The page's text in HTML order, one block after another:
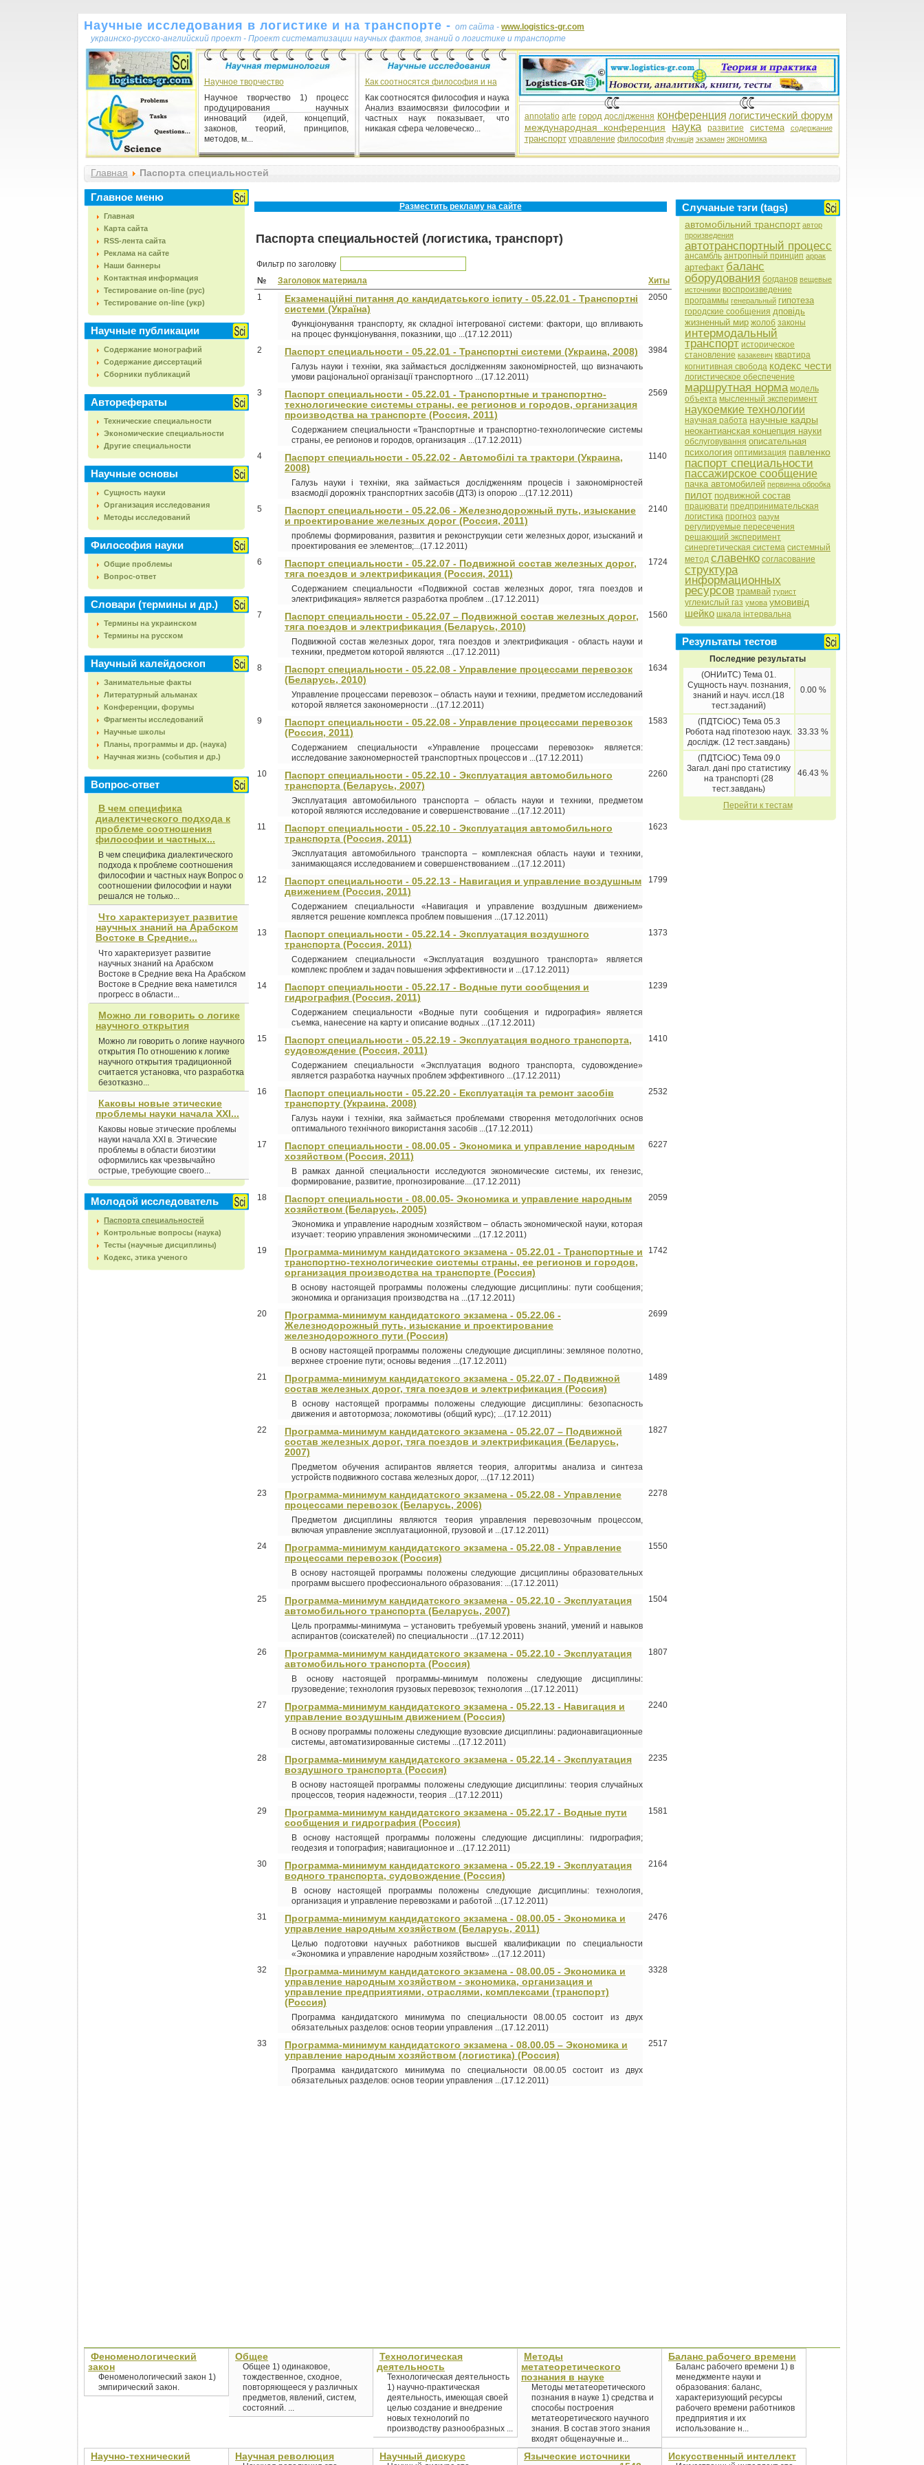
Научные исследования в логистике и на транспорте - от сайта - www.logistics-gr.com
украинско-русско-английский проект - Проект систематизации научных фактов, знаний о логистике и транспорте
Научное творчество
Научное творчество 1) процесс
продуцирования научных
инноваций (идей, концепций,
законов, теорий, принципов,
методов, м...
Висновок наукової праці
наукової праці, у якій показується, з
яких основних передумов і яких
допоміжних резу...
Как соотносятся философия и на
Как соотносятся философия и наука
Анализ взаимосвязи философии и
частных наук показывает, что
никакая сфера человеческо...
annotatio arte город дослідження конференция логистический форум
международная конференция наука развитие система содержание
транспорт управление философия функція экзамен экономика
Главная Паспорта специальностей
Главное меню
Главная
Карта сайта
RSS-лента сайта
Реклама на сайте
Наши баннеры
Контактная информация
Тестирование on-line (рус)
Тестирование on-line (укр)
Научные публикации
Содержание монографий
Содержание диссертаций
Сборники публикаций
Авторефераты
Технические специальности
Экономические специальности
Другие специальности
Научные основы
Сущность науки
Организация исследования
Методы исследований
Философия науки
Общие проблемы
Вопрос-ответ
Словари (термины и др.)
Термины на украинском
Термины на русском
Научный калейдоскоп
Занимательные факты
Литературный альманах
Конференции, форумы
Фрагменты исследований
Научные школы
Планы, программы и др. (наука)
Научная жизнь (события и др.)
Вопрос-ответ
В чем специфика
диалектического подхода к
проблеме соотношения
философии и частных...
В чем специфика диалектического
подхода к проблеме соотношения
философии и частных наук Вопрос о
соотношении философии и науки
решался не только...
Что характеризует развитие
научных знаний на Арабском
Востоке в Средние...
Что характеризует развитие
научных знаний на Арабском
Востоке в Средние века На Арабском
Востоке в Средние века наметился
прогресс в области...
Можно ли говорить о логике
научного открытия
Можно ли говорить о логике научного
открытия По отношению к логике
научного открытия традиционной
считается установка, что разработка
безотказно...
Каковы новые этические
проблемы науки начала XXI...
Каковы новые этические проблемы
науки начала XXI в. Этические
проблемы в области биоэтики
оформились как чрезвычайно
острые, требующие своего...
Молодой исследователь
Паспорта специальностей
Контрольные вопросы (наука)
Тесты (научные дисциплины)
Кодекс, этика ученого
Разместить рекламу на сайте
Паспорта специальностей (логистика, транспорт)
Фильтр по заголовку
№
Заголовок материала
Хиты
1
Екзаменаційні питання до кандидатського іспиту - 05.22.01 - Транспортні
системи (Україна)
Функціонування транспорту, як складної інтегрованої системи: фактори, що впливають
на процес функціонування, показники, що ...(17.12.2011)
2050
2 Паспорт специальности - 05.22.01 - Транспортні системи (Украина, 2008)
Галузь науки і техніки, яка займається дослідженням закономірностей, що визначають
умови раціональної організації транспортного ...(17.12.2011)
3984
3
Паспорт специальности - 05.22.01 - Транспортные и транспортно-
технологические системы страны, ее регионов и городов, организация
производства на транспорте (Россия, 2011)
Содержанием специальности «Транспортные и транспортно-технологические системы
страны, ее регионов и городов, организация ...(17.12.2011)
2569
4
Паспорт специальности - 05.22.02 - Автомобілі та трактори (Украина,
2008)
Галузь науки і техніки, яка займається дослідженням процесів і закономірностей
взаємодії дорожніх транспортних засобів (ДТЗ) із опорою ...(17.12.2011)
1140
5
Паспорт специальности - 05.22.06 - Железнодорожный путь, изыскание
и проектирование железных дорог (Россия, 2011)
проблемы формирования, развития и реконструкции сети железных дорог, изысканий и
проектирования ее элементов;...(17.12.2011)
2140
6
Паспорт специальности - 05.22.07 - Подвижной состав железных дорог,
тяга поездов и электрификация (Россия, 2011)
Содержанием специальности «Подвижной состав железных дорог, тяга поездов и
электрификация» является разработка проблем ...(17.12.2011)
1724
7
Паспорт специальности - 05.22.07 – Подвижной состав железных дорог,
тяга поездов и электрификация (Беларусь, 2010)
Подвижной состав железных дорог, тяга поездов и электрификация - область науки и
техники, предметом которой являются ...(17.12.2011)
1560
8
Паспорт специальности - 05.22.08 - Управление процессами перевозок
(Беларусь, 2010)
Управление процессами перевозок – область науки и техники, предметом исследований
которой является закономерности ...(17.12.2011)
1634
9
Паспорт специальности - 05.22.08 - Управление процессами перевозок
(Россия, 2011)
Содержанием специальности «Управление процессами перевозок» является:
исследование закономерностей транспортных процессов и ...(17.12.2011)
1583
10
Паспорт специальности - 05.22.10 - Эксплуатация автомобильного
транспорта (Беларусь, 2007)
Эксплуатация автомобильного транспорта – область науки и техники, предметом
которой являются исследование и совершенствование ...(17.12.2011)
2260
11
Паспорт специальности - 05.22.10 - Эксплуатация автомобильного
транспорта (Россия, 2011)
Эксплуатация автомобильного транспорта – комплексная область науки и техники,
занимающаяся исследованием и совершенствованием ...(17.12.2011)
1623
12
Паспорт специальности - 05.22.13 - Навигация и управление воздушным
движением (Россия, 2011)
Содержанием специальности «Навигация и управление воздушным движением»
является решение комплекса проблем повышения ...(17.12.2011)
1799
13
Паспорт специальности - 05.22.14 - Эксплуатация воздушного
транспорта (Россия, 2011)
Содержанием специальности «Эксплуатация воздушного транспорта» является
комплекс проблем и задач повышения эффективности и ...(17.12.2011)
1373
14
Паспорт специальности - 05.22.17 - Водные пути сообщения и
гидрография (Россия, 2011)
Содержанием специальности «Водные пути сообщения и гидрография» является
съемка, нанесение на карту и описание водных ...(17.12.2011)
1239
15
Паспорт специальности - 05.22.19 - Эксплуатация водного транспорта,
судовождение (Россия, 2011)
Содержанием специальности «Эксплуатация водного транспорта, судовождение»
является разработка научных проблем эффективного ...(17.12.2011)
1410
16
Паспорт специальности - 05.22.20 - Експлуатація та ремонт засобів
транспорту (Украина, 2008)
Галузь науки і техніки, яка займається проблемами створення методологічних основ
оптимального технічного використання засобів ...(17.12.2011)
2532
17
Паспорт специальности - 08.00.05 - Экономика и управление народным
хозяйством (Россия, 2011)
В рамках данной специальности исследуются экономические системы, их генезис,
формирование, развитие, прогнозирование....(17.12.2011)
6227
18
Паспорт специальности - 08.00.05- Экономика и управление народным
хозяйством (Беларусь, 2005)
Экономика и управление народным хозяйством – область экономической науки, которая
изучает: теорию управления экономическими ...(17.12.2011)
2059
19
Программа-минимум кандидатского экзамена - 05.22.01 - Транспортные и
транспортно-технологические системы страны, ее регионов и городов,
организация производства на транспорте (Россия)
В основу настоящей программы положены следующие дисциплины: пути сообщения;
экономика и организация производства на ...(17.12.2011)
1742
20
Программа-минимум кандидатского экзамена - 05.22.06 -
Железнодорожный путь, изыскание и проектирование
железнодорожного пути (Россия)
В основу настоящей программы положены следующие дисциплины: земляное полотно,
верхнее строение пути; основы ведения ...(17.12.2011)
2699
21
Программа-минимум кандидатского экзамена - 05.22.07 - Подвижной
состав железных дорог, тяга поездов и электрификация (Россия)
В основу настоящей программы положены следующие дисциплины: безопасность
движения и автотормоза; локомотивы (общий курс); ...(17.12.2011)
1489
22
Программа-минимум кандидатского экзамена - 05.22.07 – Подвижной
состав железных дорог, тяга поездов и электрификация (Беларусь,
2007)
Предметом обучения аспирантов является теория, алгоритмы анализа и синтеза
устройств подвижного состава железных дорог, ...(17.12.2011)
1827
23
Программа-минимум кандидатского экзамена - 05.22.08 - Управление
процессами перевозок (Беларусь, 2006)
Предметом дисциплины являются теория управления перевозочным процессом,
включая управление эксплуатационной, грузовой и ...(17.12.2011)
2278
24
Программа-минимум кандидатского экзамена - 05.22.08 - Управление
процессами перевозок (Россия)
В основу настоящей программы положены следующие дисциплины образовательных
программ высшего профессионального образования: ...(17.12.2011)
1550
25
Программа-минимум кандидатского экзамена - 05.22.10 - Эксплуатация
автомобильного транспорта (Беларусь, 2007)
Цель программы-минимума – установить требуемый уровень знаний, умений и навыков
аспирантов (соискателей) по специальности ...(17.12.2011)
1504
26
Программа-минимум кандидатского экзамена - 05.22.10 - Эксплуатация
автомобильного транспорта (Россия)
В основу настоящей программы-минимум положены следующие дисциплины:
грузоведение; технология грузовых перевозок; технология ...(17.12.2011)
1807
27
Программа-минимум кандидатского экзамена - 05.22.13 - Навигация и
управление воздушным движением (Россия)
В основу программы положены следующие вузовские дисциплины: радионавигационные
системы, автоматизированные системы ...(17.12.2011)
2240
28
Программа-минимум кандидатского экзамена - 05.22.14 - Эксплуатация
воздушного транспорта (Россия)
В основу настоящей программы положены следующие дисциплины: теория случайных
процессов, теория надежности, теория ...(17.12.2011)
2235
29
Программа-минимум кандидатского экзамена - 05.22.17 - Водные пути
сообщения и гидрография (Россия)
В основу настоящей программы положены следующие дисциплины: гидрография;
геодезия и топография; навигационное и ...(17.12.2011)
1581
30
Программа-минимум кандидатского экзамена - 05.22.19 - Эксплуатация
водного транспорта, судовождение (Россия)
В основу настоящей программы положены следующие дисциплины: технология,
организация и управление перевозками и работой ...(17.12.2011)
2164
31
Программа-минимум кандидатского экзамена - 08.00.05 - Экономика и
управление народным хозяйством (Беларусь, 2011)
Целью подготовки научных работников высшей квалификации по специальности
«Экономика и управление народным хозяйством» ...(17.12.2011)
2476
32
Программа-минимум кандидатского экзамена - 08.00.05 - Экономика и
управление народным хозяйством - экономика, организация и
управление предприятиями, отраслями, комплексами (транспорт)
(Россия)
Программа кандидатского минимума по специальности 08.00.05 состоит из двух
обязательных разделов: основ теории управления ...(17.12.2011)
3328
33
Программа-минимум кандидатского экзамена - 08.00.05 – Экономика и
управление народным хозяйством (логистика) (Россия)
Программа кандидатского минимума по специальности 08.00.05 состоит из двух
обязательных разделов: основ теории управления ...(17.12.2011)
2517
Случаные тэги (tags)
автомобільний транспорт автор
произведения
автотранспортный процесс
ансамбль антропный принцип аррак
артефакт баланс
оборудования богданов вещевые
источники воспроизведение
программы генеральный гипотеза
городские сообщения дповідь
жизненный мир жолоб законы
интермодальный
транспорт историческое
становление казакевич квартира
когнитивная свобода кодекс чести
логистическое обеспечение
маршрутная норма модель
объекта мысленный эксперимент
наукоемкие технологии
научная работа научные кадры
неокантианская концепция науки
обслуговування описательная
психология оптимизация павленко
паспорт специальности
пассажирское сообщение
пачка автомобилей первинна обробка
пилот подвижной состав
працювати предпринимательская
логистика прогноз разум
регулируемые пересечения
решающий эксперимент
синергетическая система системный
метод славенко согласование
структура
информационных
ресурсов трамвай турист
углекислый газ умова умовивід
шейко шкала інтервальна
Результаты тестов
Последние результаты
(ОНИиТС) Тема 01.
Сущность науч. познания,
знаний и науч. иссл.(18
тест.заданий)
0.00 %
(ПДТСіОС) Тема 05.3
Робота над гіпотезою наук.
дослідж. (12 тест.завдань)
33.33 %
(ПДТСіОС) Тема 09.0
Загал. дані про статистику
на транспорті (28
тест.завдань)
46.43 %
Перейти к тестам
Феноменологический
закон
Феноменологический закон 1)
эмпирический закон.
Общее
Общее 1) одинаковое,
тождественное, сходное,
повторяющееся у различных
предметов, явлений, систем,
состояний. ...
Технологическая
деятельность
Технологическая деятельность
1) научно-практическая
деятельность, имеющая своей
целью создание и внедрение
новых технологий по
производству разнообразных ...
Методы
метатеоретического
познания в науке
Методы метатеоретического
познания в науке 1) средства и
способы построения
метатеоретического научного
знания. В состав этого знания
входят общенаучные и...
Баланс рабочего времени
Баланс рабочего времени 1) в
менеджменте науки и
образования: баланс,
характеризующий ресурсы
рабочего времени работников
предприятия и их
использование н...
Научно-технический
Научная революция Научный дискурс
Языческие источники
Искусственный интеллект